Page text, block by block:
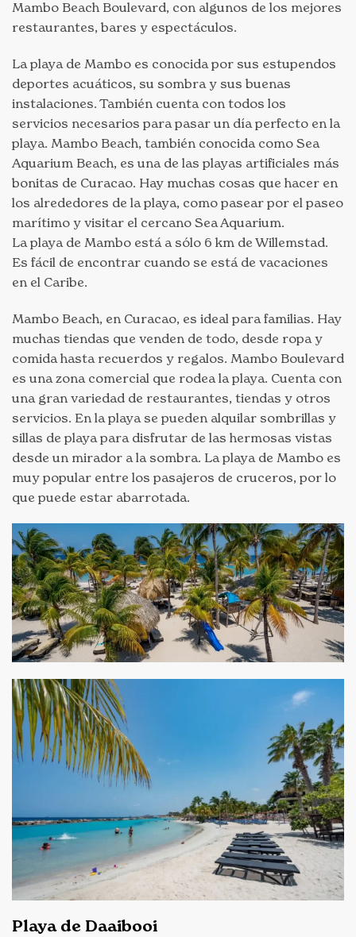
Mambo Beach Boulevard, con algunos de los mejores
restaurantes, bares y espectáculos.
La playa de Mambo es conocida por sus estupendos
deportes acuáticos, su sombra y sus buenas
instalaciones. También cuenta con todos los
servicios necesarios para pasar un día perfecto en la
playa. Mambo Beach, también conocida como Sea
Aquarium Beach, es una de las playas artificiales más
bonitas de Curacao. Hay muchas cosas que hacer en
los alrededores de la playa, como pasear por el paseo
marítimo y visitar el cercano Sea Aquarium.
La playa de Mambo está a sólo 6 km de Willemstad.
Es fácil de encontrar cuando se está de vacaciones
en el Caribe.
Mambo Beach, en Curacao, es ideal para familias. Hay
muchas tiendas que venden de todo, desde ropa y
comida hasta recuerdos y regalos. Mambo Boulevard
es una zona comercial que rodea la playa. Cuenta con
una gran variedad de restaurantes, tiendas y otros
servicios. En la playa se pueden alquilar sombrillas y
sillas de playa para disfrutar de las hermosas vistas
desde un mirador a la sombra. La playa de Mambo es
muy popular entre los pasajeros de cruceros, por lo
que puede estar abarrotada.
Playa de Daaibooi